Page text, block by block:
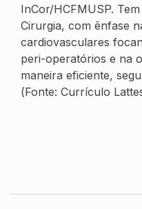
InCor/HCFMUSP.
Cirurgia, com ênfase
cardiovasculares
peri-operatórios e na
maneira eficiente,
(Fonte: Currículo